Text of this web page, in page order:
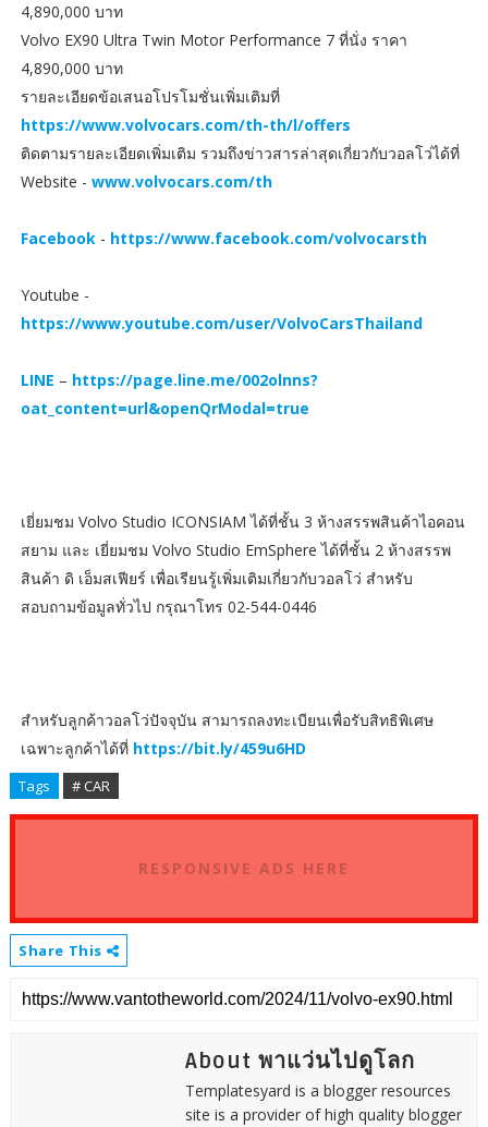
4,890,000 บาท
Volvo EX90 Ultra Twin Motor Performance 7 ที่นั่ง ราคา
4,890,000 บาท
รายละเอียดข้อเสนอโปรโมชั่นเพิ่มเติมที่
https://www.volvocars.com/th-th/l/offers
ติดตามรายละเอียดเพิ่มเติม รวมถึงข่าวสารล่าสุดเกี่ยวกับวอลโว่ได้ที่
Website - www.volvocars.com/th
Facebook- https://www.facebook.com/volvocarsth
Youtube -
https://www.youtube.com/user/VolvoCarsThailand
LINE – https://page.line.me/002olnns?
oat_content=url&openQrModal=true
เยี่ยมชม Volvo Studio ICONSIAM ได้ที่ชั้น 3 ห้างสรรพสินค้าไอคอน
สยาม และ เยี่ยมชม Volvo Studio EmSphere ได้ที่ชั้น 2 ห้างสรรพ
สินค้า ดิ เอ็มสเฟียร์ เพื่อเรียนรู้เพิ่มเติมเกี่ยวกับวอลโว่ สำหรับ
สอบถามข้อมูลทั่วไป กรุณาโทร 02-544-0446
สำหรับลูกค้าวอลโว่ปัจจุบัน สามารถลงทะเบียนเพื่อรับสิทธิพิเศษ
เฉพาะลูกค้าได้ที่ https://bit.ly/459u6HD
Tags # CAR
RESPONSIVE ADS HERE
Share This
About พาแว่นไปดูโลก
Templatesyard is a blogger resources
site is a provider of high quality blogger